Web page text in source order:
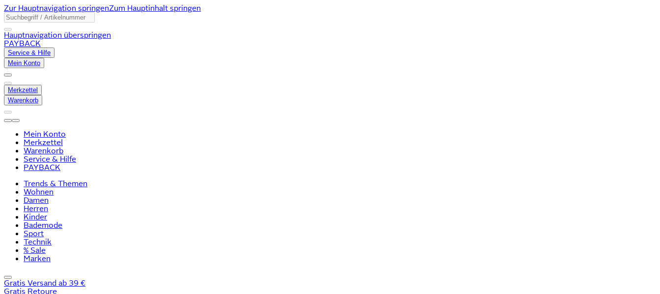
Zur Hauptnavigation springenZum Hauptinhalt springen
Hauptnavigation überspringen
PAYBACK
Service & Hilfe
Mein Konto
Merkzettel
Warenkorb
Mein Konto
Merkzettel
Warenkorb
Service & Hilfe
PAYBACK
Trends & Themen
Wohnen
Damen
Herren
Kinder
Bademode
Sport
Technik
% Sale
Marken
Gratis Versand ab 39 €
Gratis Retoure